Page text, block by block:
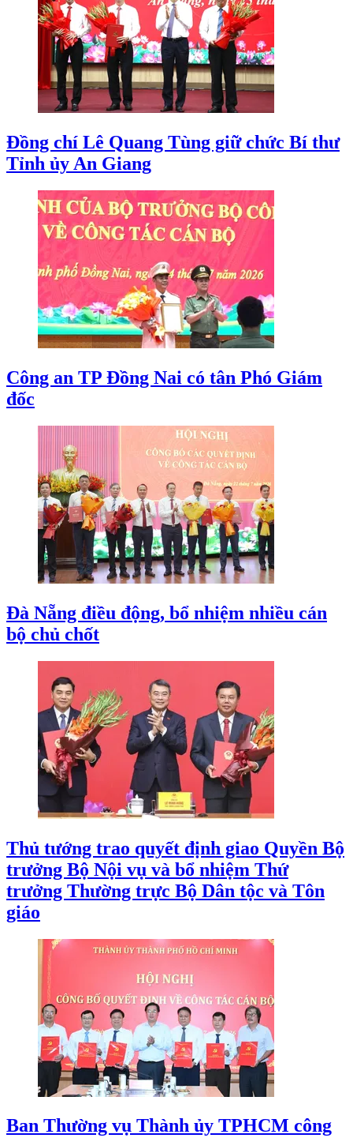
Đồng chí Lê Quang Tùng giữ chức Bí thư
Tỉnh ủy An Giang
Công an TP Đồng Nai có tân Phó Giám
đốc
Đà Nẵng điều động, bổ nhiệm nhiều cán
bộ chủ chốt
Thủ tướng trao quyết định giao Quyền Bộ
trưởng Bộ Nội vụ và bổ nhiệm Thứ
trưởng Thường trực Bộ Dân tộc và Tôn
giáo
Ban Thường vụ Thành ủy TPHCM công